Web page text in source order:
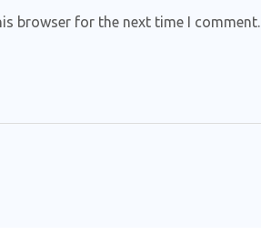
browser for the next time I comment.